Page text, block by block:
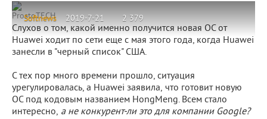
Softnews 2019-7-21 2 379
ProstoTECH
Слухов о том, какой именно получится новая ОС от
Huawei ходит по сети еще с мая этого года, когда Huawei
занесли в "черный список" США.
С тех пор много времени прошло, ситуация
урегулировалась, а Huawei заявила, что готовит новую
ОС под кодовым названием HongMeng. Всем стало
интересно, а не конкурент-ли это для компании Google?